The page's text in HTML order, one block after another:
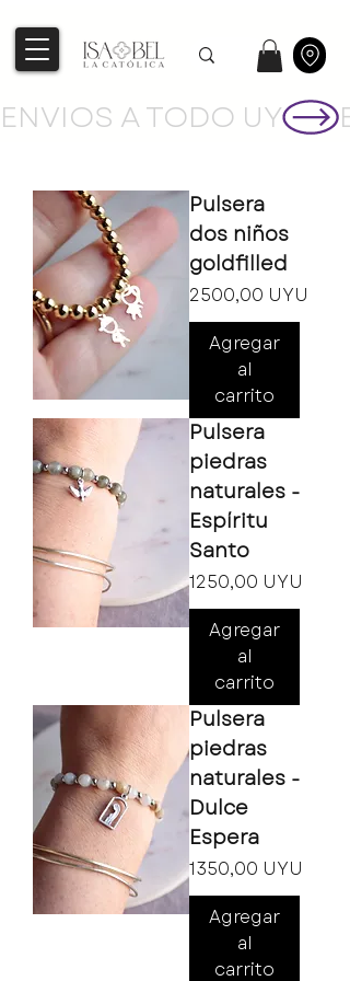
ENVIOS A TODO UY
Pulsera
dos niños
goldfilled
Precio
2500,00 UYU
Agregar
al
carrito
Pulsera
piedras
naturales -
Espíritu
Santo
Precio
1250,00 UYU
Agregar
al
carrito
Pulsera
piedras
naturales -
Dulce
Espera
Precio
1350,00 UYU
Agregar
al
carrito